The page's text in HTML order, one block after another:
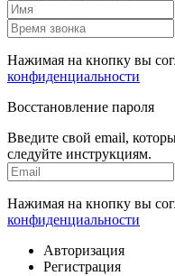
Нажимая на кнопку вы
конфиденциальности
Восстановление пароля
Введите свой email,
следуйте инструкциям.
Нажимая на кнопку вы
конфиденциальности
Авторизация
Регистрация